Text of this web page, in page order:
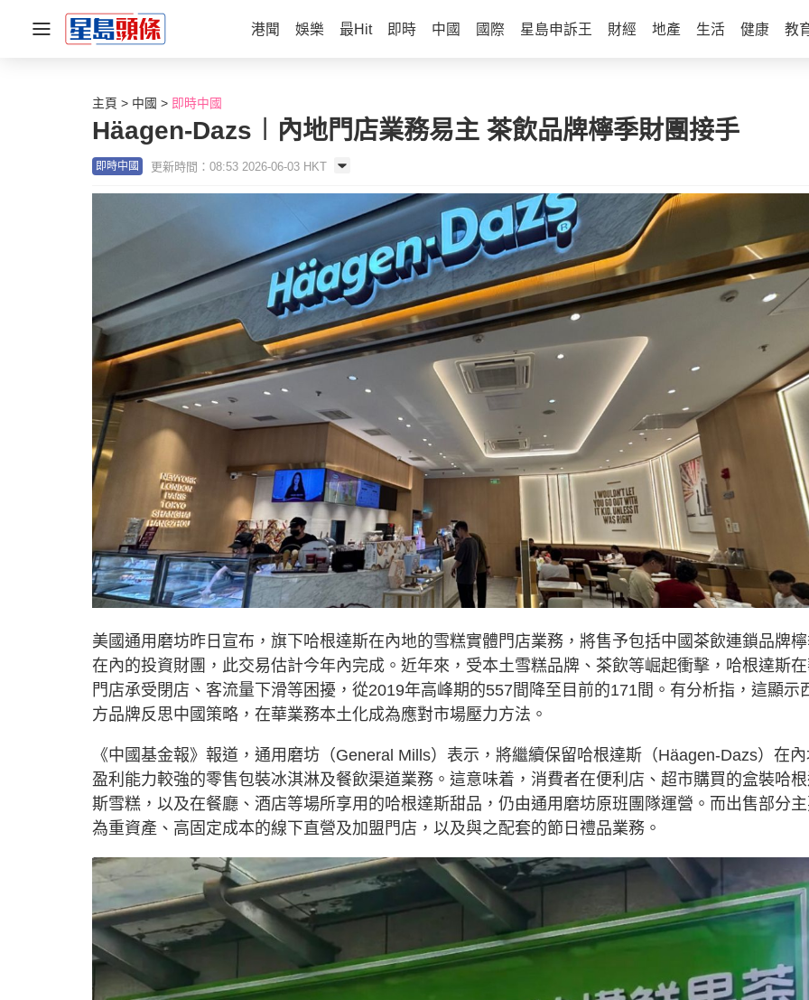
港聞 娛樂 最Hit 即時 中國 國際 星島申訴王 財經 地產 生活 健康 教
主頁 中國 即時中國
Häagen-Dazs︱內地門店業務易主 茶飲品牌檸季財團接手
即時中國 更新時間：08:53 2026-06-03 HKT
美國通用磨坊昨日宣布，旗下哈根達斯在內地的雪糕實體門店業務，將售予包括中國茶飲連鎖品牌
在內的投資財團，此交易估計今年內完成。近年來，受本土雪糕品牌、茶飲等崛起衝擊，哈根達斯
門店承受閉店、客流量下滑等困擾，從2019年高峰期的557間降至目前的171間。有分析指，這顯示
方品牌反思中國策略，在華業務本土化成為應對市場壓力方法。
《中國基金報》報道，通用磨坊（General Mills）表示，將繼續保留哈根達斯（Häagen-Dazs）在
盈利能力較強的零售包裝冰淇淋及餐飲渠道業務。這意味着，消費者在便利店、超市購買的盒裝哈
斯雪糕，以及在餐廳、酒店等場所享用的哈根達斯甜品，仍由通用磨坊原班團隊運營。而出售部分
為重資產、高固定成本的線下直營及加盟門店，以及與之配套的節日禮品業務。